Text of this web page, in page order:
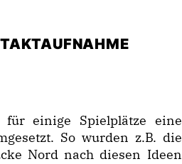
für einige Spielplätze eine
So wurden z.B. die
Nord nach diesen Ideen